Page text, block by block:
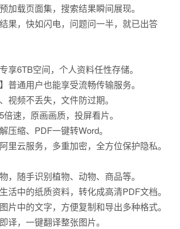
加载页面集，搜索结果瞬间展现。
果，快如闪电，问题问一半，就已出答
享6TB空间，个人资料任性存储。
普通用户也能享受流畅传输服务。
视频不丢失，文件防过期。
倍速，原画画质，投屏看片。
压缩、PDF一键转Word。
里云服务，多重加密，全方位保护隐私。
，随手识别植物、动物、商品等。
活中的纸质资料，转化成高清PDF文档。
片中的文字，方便复制和导出多种格式。
译，一键翻译整张图片。